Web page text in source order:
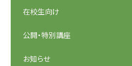
在校生向け
公開・特別講座
お知らせ